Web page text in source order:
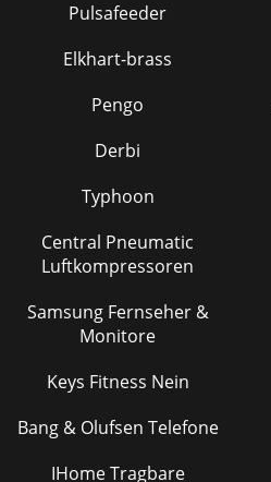
Pulsafeeder
Elkhart-brass
Pengo
Derbi
Typhoon
Central Pneumatic
Luftkompressoren
Samsung Fernseher &
Monitore
Keys Fitness Nein
Bang & Olufsen Telefone
IHome Tragbare